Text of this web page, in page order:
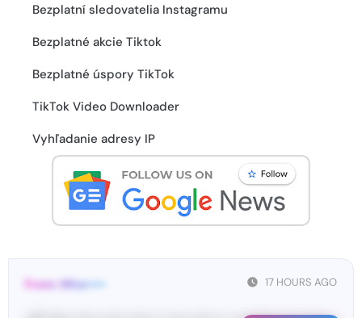
Bezplatní sledovatelia Instagramu
Bezplatné akcie Tiktok
Bezplatné úspory TikTok
TikTok Video Downloader
Vyhľadanie adresy IP
17 HOURS AGO
From: Wha•••••